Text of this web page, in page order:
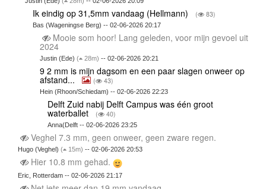
Ik eindig op 31,5mm vandaag (Hellmann) ( 83)
Bas (Wageningse Berg) -- 02-06-2026 20:17
Mooie som hoor! Lang geleden, voor mijn gevoel uit
2024
Justin (Ede)( 28m) -- 02-06-2026 20:21
9 2 mm is mijn dagsom en een paar slagen onweer op
afstand... ( 43)
Hein (Rhoon/Schiedam) -- 02-06-2026 22:23
Delft Zuid nabij Delft Campus was één groot
waterballet ( 40)
Anna(Delft -- 02-06-2026 23:25
Veghel 7.3 mm, geen onweer, geen zware regen.
Hugo (Veghel) ( 15m) -- 02-06-2026 20:53
Hier 10.8 mm gehad.
Eric, Rotterdam -- 02-06-2026 21:17